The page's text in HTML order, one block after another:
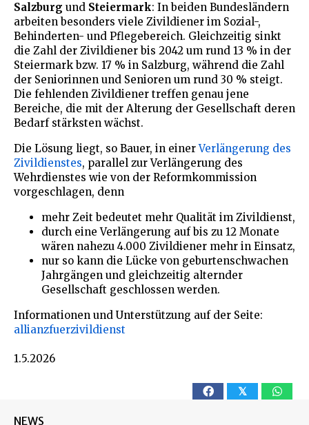
Salzburg und Steiermark: In beiden Bundesländern
arbeiten besonders viele Zivildiener im Sozial-,
Behinderten- und Pflegebereich. Gleichzeitig sinkt
die Zahl der Zivildiener bis 2042 um rund 13 % in der
Steiermark bzw. 17 % in Salzburg, während die Zahl
der Seniorinnen und Senioren um rund 30 % steigt.
Die fehlenden Zivildiener treffen genau jene
Bereiche, die mit der Alterung der Gesellschaft deren
Bedarf stärksten wächst.
Die Lösung liegt, so Bauer, in einerVerlängerung des
Zivildienstes, parallel zur Verlängerung des
Wehrdienstes wie von der Reformkommission
vorgeschlagen, denn
mehr Zeit bedeutet mehr Qualität im Zivildienst,
durch eine Verlängerung auf bis zu 12 Monate
wären nahezu 4.000 Zivildiener mehr in Einsatz,
nur so kann die Lücke von geburtenschwachen
Jahrgängen und gleichzeitig alternder
Gesellschaft geschlossen werden.
Informationen und Unterstützung auf der Seite:
allianzfuerzivildienst
1.5.2026
𝕏
NEWS